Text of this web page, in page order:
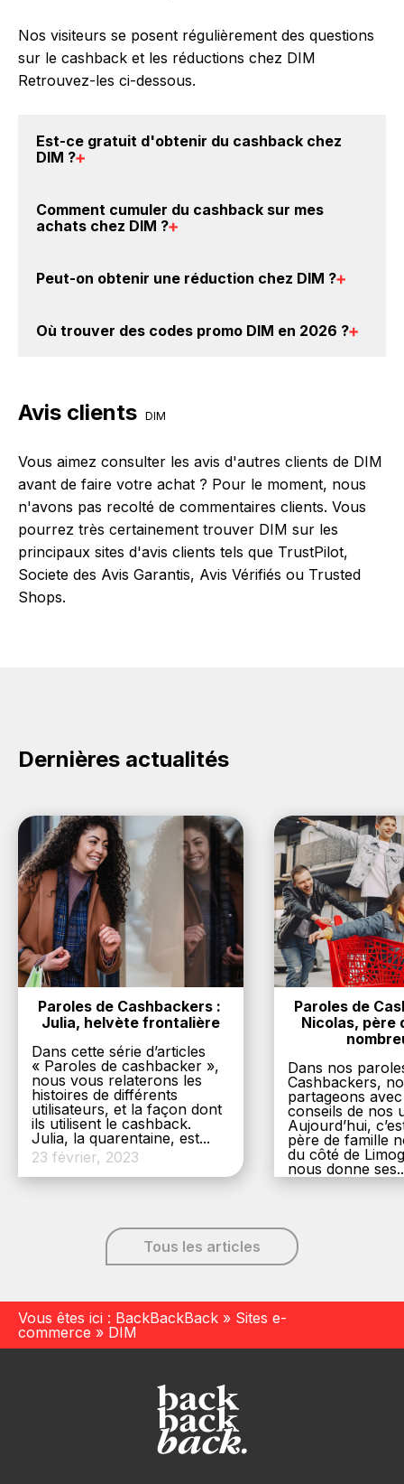
Nos visiteurs se posent régulièrement des questions
sur le cashback et les réductions chez DIM
Retrouvez-les ci-dessous.
Est-ce gratuit d'obtenir du cashback chez
DIM ?
compte gratuitement pour cumuler vos réductions
Comment cumuler du cashback sur mes
achats chez DIM ?
Créez votre compte sur BackBackBack et cliquez sur
et vous verrez apparaître le cashback dans votre
Peut-on obtenir une réduction chez DIM ?
crédités sur votre cagnotte BackBackBack lorsque
Où trouver des codes promo DIM en 2026 ?
disponibles sur notre site BackBackBack, vous les
promo DIM.
Avis clients DIM
Vous aimez consulter les avis d'autres clients de DIM
avant de faire votre achat ? Pour le moment, nous
n'avons pas recolté de commentaires clients. Vous
pourrez très certainement trouver DIM sur les
principaux sites d'avis clients tels que TrustPilot,
Societe des Avis Garantis, Avis Vérifiés ou Trusted
Shops.
Dernières actualités
Paroles de Cashbackers :
Julia, helvète frontalière
Dans cette série d’articles
« Paroles de cashbacker »,
nous vous relaterons les
histoires de différents
utilisateurs, et la façon dont
ils utilisent le cashback.
Julia, la quarentaine, est...
23 février, 2023
Paroles de
Nicolas, père
Dans nos
Cashbackers,
partageons
conseils de nos
Aujourd’hui,
père de famille
du côté de
nous donne
Tous les articles
Vous êtes ici : BackBackBack » Sites e-
commerce » DIM